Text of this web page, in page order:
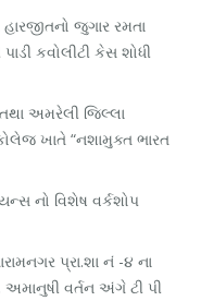
જુગાર રમતા
કવોલીટી કેસ શોધી
અમરેલી જિલ્લા
ખાતે “નશામુક્ત ભારત
નો વિશેષ વર્કશોપ
પ્રા.શા નં -૪ ના
અમાનુષી વર્તન અંગે ટી પી